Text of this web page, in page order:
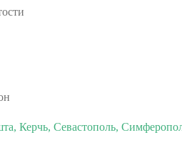
Керчь, Севастополь,